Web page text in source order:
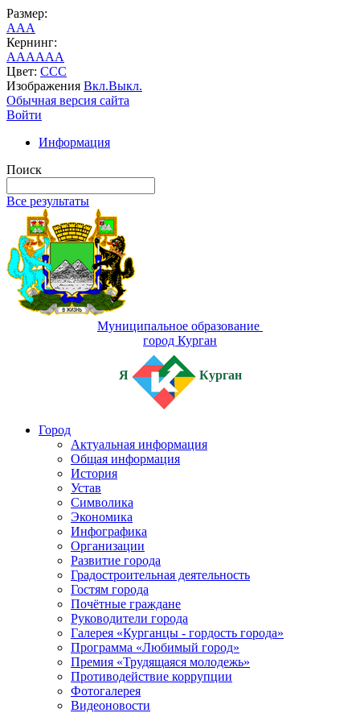
Размер:
AAA
Кернинг:
AAAAAA
Цвет: CCC
Изображения Вкл.Выкл.
Обычная версия сайта
Войти
Информация
Поиск
Все результаты
Муниципальное образование
город Курган
Я Курган
Город
Актуальная информация
Общая информация
История
Устав
Символика
Экономика
Инфографика
Организации
Развитие города
Градостроительная деятельность
Гостям города
Почётные граждане
Руководители города
Галерея «Курганцы - гордость города»
Программа «Любимый город»
Премия «Трудящаяся молодежь»
Противодействие коррупции
Фотогалерея
Видеоновости